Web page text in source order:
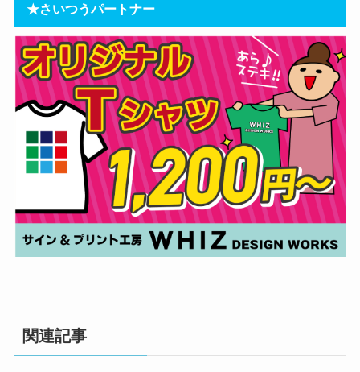
★さいつうパートナー
関連記事